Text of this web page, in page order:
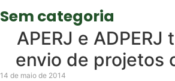
Sem categoria
APERJ e ADPERJ
envio de projetos
14 de maio de 2014